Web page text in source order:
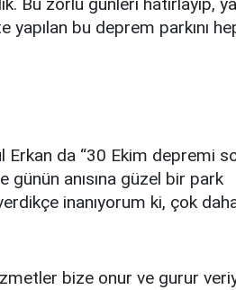
Bu zorlu günleri hatırlayıp,
yapılan bu deprem parkını
da “30 Ekim depremi
anısına güzel bir park
inanıyorum ki, çok
bize onur ve gurur